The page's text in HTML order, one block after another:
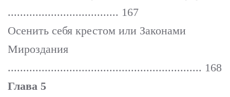
.................................... 167
Осенить себя крестом или Законами
Мироздания
............................................................... 168
Глава 5